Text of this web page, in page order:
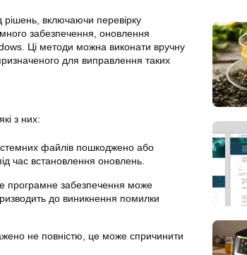
включаючи перевірку
забезпечення, оновлення
Ці методи можна виконати вручну
для виправлення таких
з них:
файлів пошкоджено або
час встановлення оновлень.
програмне забезпечення може
до виникнення помилки
не повністю, це може спричинити